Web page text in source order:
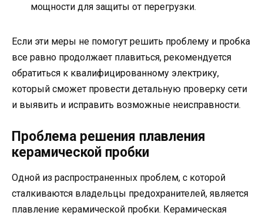
мощности для защиты от перегрузки.
Если эти меры не помогут решить проблему и пробка
все равно продолжает плавиться, рекомендуется
обратиться к квалифицированному электрику,
который сможет провести детальную проверку сети
и выявить и исправить возможные неисправности.
Проблема решения плавления
керамической пробки
Одной из распространенных проблем, с которой
сталкиваются владельцы предохранителей, является
плавление керамической пробки. Керамическая